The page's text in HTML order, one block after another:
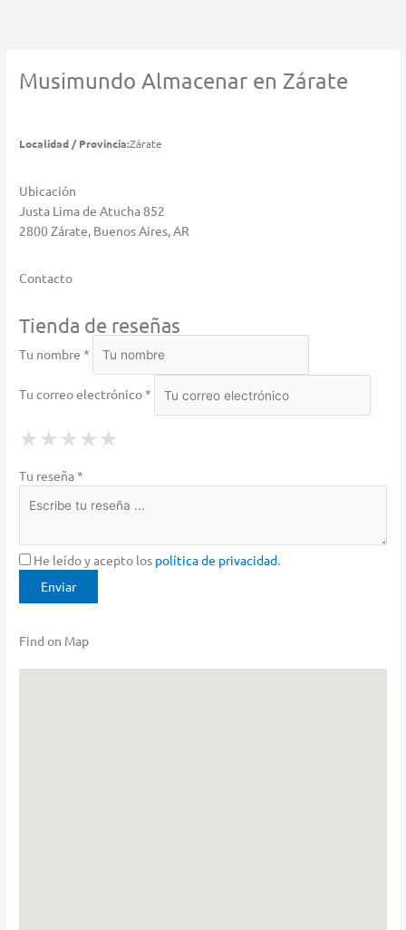
MusimundoAlmacenar en Zárate
Localidad / Provincia:Zárate
Ubicación
Justa Lima de Atucha 852
2800 Zárate, Buenos Aires, AR
Contacto
Tienda de reseñas
Tu nombre *
Tu correo electrónico *
★ 1 Star
★ ★ 2 Stars
★ ★ ★ 3 Stars
★ ★ ★ ★ 4 Stars
★ ★ ★ ★ ★
Tu reseña *
He leído y acepto los política de privacidad.
Find on Map